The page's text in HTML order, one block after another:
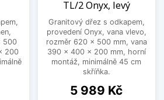
500
200
TL/2 Onyx, levý
Granitový dřez s odkapem,
provedení Onyx, vana vlevo,
rozměr 620 x 500 mm, vana
390 x 400 x 200 mm, horní
montáž, minimálně 45 cm
skříňka.
Cena
5 989 Kč